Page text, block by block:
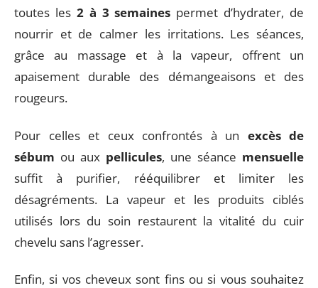
toutes les 2 à 3 semaines permet d’hydrater, de
nourrir et de calmer les irritations. Les séances,
grâce au massage et à la vapeur, offrent un
apaisement durable des démangeaisons et des
rougeurs.
Pour celles et ceux confrontés à un excès de
sébum ou aux pellicules, une séance mensuelle
suffit à purifier, rééquilibrer et limiter les
désagréments. La vapeur et les produits ciblés
utilisés lors du soin restaurent la vitalité du cuir
chevelu sans l’agresser.
Enfin, si vos cheveux sont fins ou si vous souhaitez